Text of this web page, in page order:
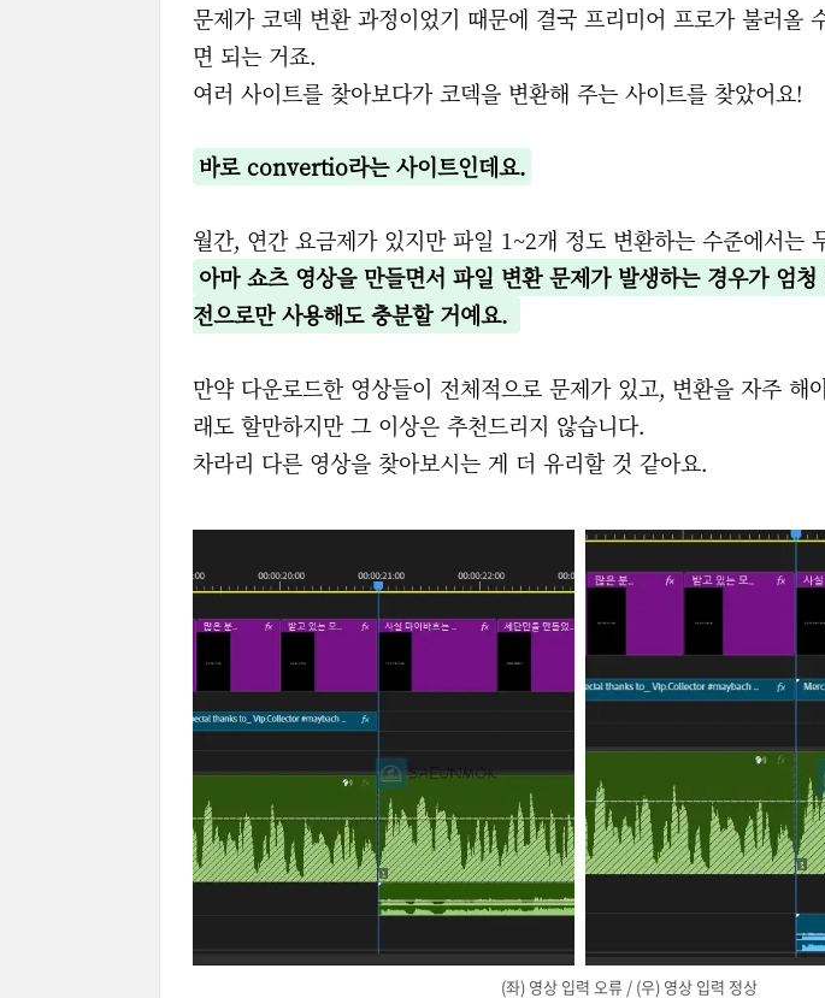
문제가 코덱 변환 과정이었기 때문에 결국 프리미어 프로가 불러올
면 되는 거죠.
여러 사이트를 찾아보다가 코덱을 변환해 주는 사이트를 찾았어요!
바로 convertio라는 사이트인데요.
월간, 연간 요금제가 있지만 파일 1~2개 정도 변환하는 수준에서는
아마 쇼츠 영상을 만들면서 파일 변환 문제가 발생하는 경우가 엄
전으로만 사용해도 충분할 거예요.
만약 다운로드한 영상들이 전체적으로 문제가 있고, 변환을 자주
래도 할만하지만 그 이상은 추천드리지 않습니다.
차라리 다른 영상을 찾아보시는 게 더 유리할 것 같아요.
(좌) 영상 입력 오류 / (우) 영상 입력 정상